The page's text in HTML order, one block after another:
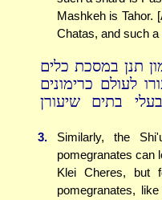
Mashkeh is Tahor.
Chatas, and such
תנן במסכת כלים
לעולם כרימונים
בתים שיעורן
3.
Similarly, the
pomegranates can
Klei Cheres, but
pomegranates,